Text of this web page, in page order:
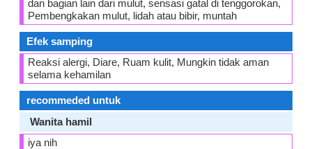
dan bagian lain dari mulut, sensasi gatal di tenggorokan,
Pembengkakan mulut, lidah atau bibir, muntah
Efek samping
Reaksi alergi, Diare, Ruam kulit, Mungkin tidak aman
selama kehamilan
recommeded untuk
Wanita hamil
iya nih